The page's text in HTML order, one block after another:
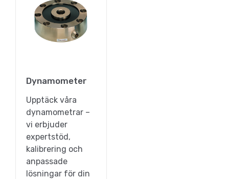
Dynamometer
Upptäck våra
dynamometrar –
vi erbjuder
expertstöd,
kalibrering och
anpassade
lösningar för din